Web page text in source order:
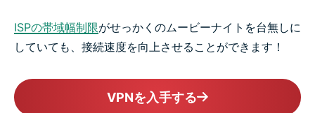
ISPの帯域幅制限がせっかくのムービーナイトを台無しに
していても、接続速度を向上させることができます！
VPNを入手する